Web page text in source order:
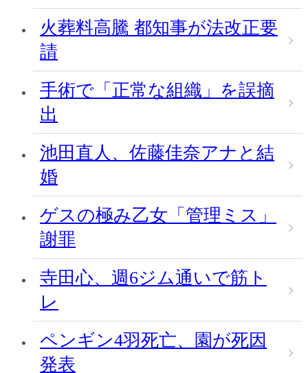
火葬料高騰 都知事が法改正要
請
手術で「正常な組織」を誤摘
出
池田直人、佐藤佳奈アナと結
婚
ゲスの極み乙女「管理ミス」
謝罪
寺田心、週6ジム通いで筋ト
レ
ペンギン4羽死亡、園が死因
発表